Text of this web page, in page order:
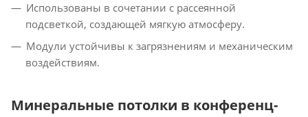
Использованы в сочетании с рассеянной
подсветкой, создающей мягкую атмосферу.
Модули устойчивы к загрязнениям и механическим
воздействиям.
Минеральные потолки в конференц-